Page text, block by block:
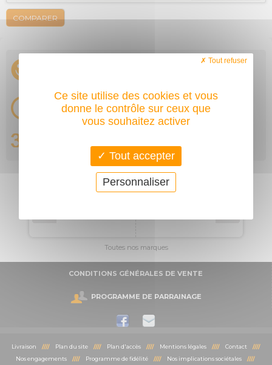
COMPARER
Toutes nos marques
CONDITIONS GÉNÉRALES DE VENTE
PROGRAMME DE PARRAINAGE
Livraison //// Plan du site //// Plan d'accès //// Mentions légales //// Contact ////
Nos engagements//// Programme de fidélité//// Nos implications sociétales////
Ce site utilise des cookies et vous
donne le contrôle sur ceux que
vous souhaitez activer
Tout accepter
Tout refuser
Personnaliser